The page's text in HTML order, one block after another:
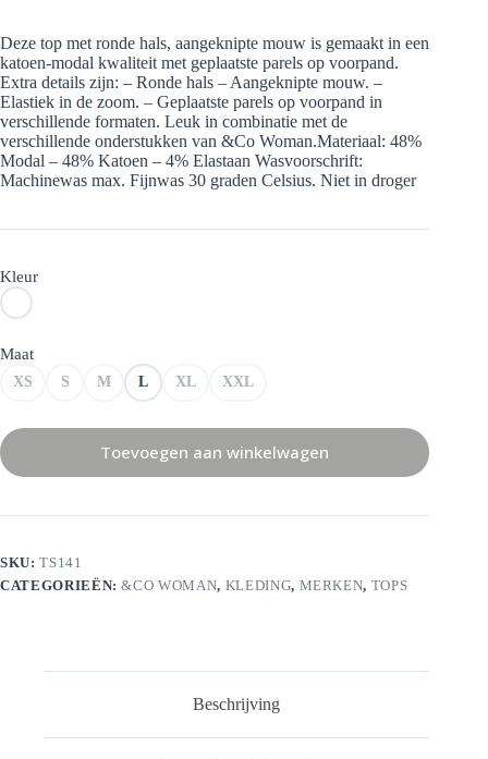
Deze top met ronde hals, aangeknipte mouw is gemaakt in een
katoen-modal kwaliteit met geplaatste parels op voorpand.
Extra details zijn: – Ronde hals – Aangeknipte mouw. –
Elastiek in de zoom. – Geplaatste parels op voorpand in
verschillende formaten. Leuk in combinatie met de
verschillende onderstukken van &Co Woman.Materiaal: 48%
Modal – 48% Katoen – 4% Elastaan Wasvoorschrift:
Machinewas max. Fijnwas 30 graden Celsius. Niet in droger
Kleur
Maat
XS S M L XL XXL
Toevoegen aan winkelwagen
SKU:TS141
CATEGORIEËN:&CO WOMAN, KLEDING, MERKEN, TOPS
Beschrijving